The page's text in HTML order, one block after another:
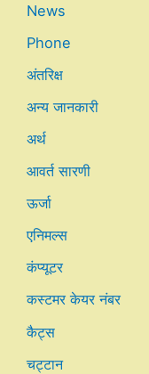
News
Phone
अंतरिक्ष
अन्य जानकारी
अर्थ
आवर्त सारणी
ऊर्जा
एनिमल्स
कंप्यूटर
कस्टमर केयर नंबर
कैट्स
चट्टान